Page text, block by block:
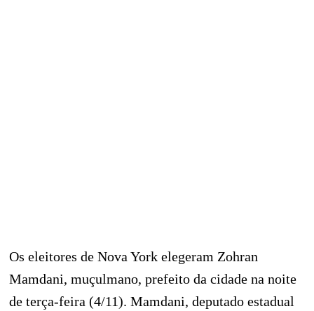
Os eleitores de Nova York elegeram Zohran
Mamdani, muçulmano, prefeito da cidade na noite
de terça-feira (4/11). Mamdani, deputado estadual